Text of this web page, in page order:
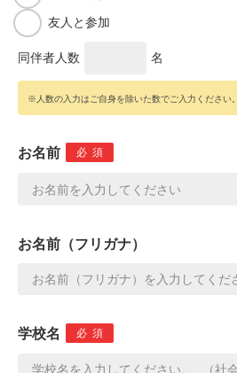
友人と参加
同伴者人数 名
※人数の入力はご自身を除いた数でご入力ください。
お名前 必須
お名前（フリガナ）
学校名 必須